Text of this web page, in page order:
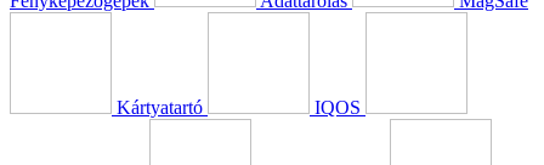
Kártyatartó IQOS